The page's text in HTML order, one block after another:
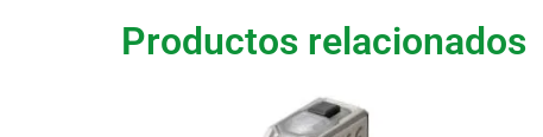
Productos relacionados